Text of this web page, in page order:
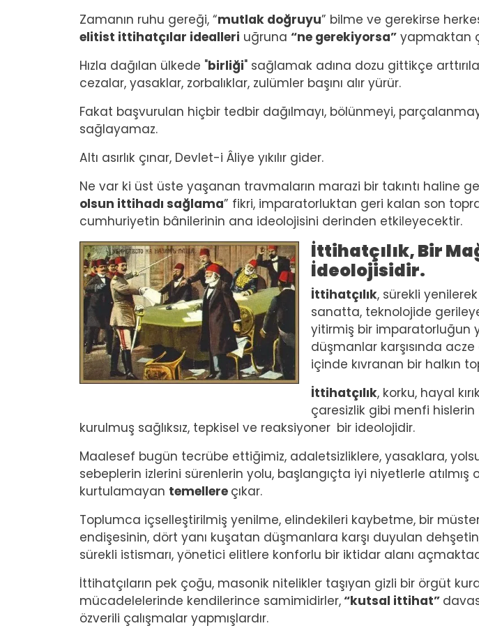
Zamanın ruhu gereği, “mutlak doğruyu” bilme ve gerekirse
elitist ittihatçılar idealleri uğruna “ne gerekiyorsa” yapmaktan
Hızla dağılan ülkede "birliği" sağlamak adına dozu gittikçe
cezalar, yasaklar, zorbalıklar, zulümler başını alır yürür.
Fakat başvurulan hiçbir tedbir dağılmayı, bölünmeyi,
sağlayamaz.
Altı asırlık çınar, Devlet-i Âliye yıkılır gider.
Ne var ki üst üste yaşanan travmaların marazi bir takıntı haline
olsun ittihadı sağlama” fikri, imparatorluktan geri kalan son
cumhuriyetin bânilerinin ana ideolojisini derinden etkileyecektir.
Image
İttihatçılık, Bir
İdeolojisidir.
İttihatçılık, sürekli
sanatta, teknolojide
yitirmiş bir imparatorluğun
düşmanlar karşısında
içinde kıvranan bir halkın
İttihatçılık, korku, hayal
çaresizlik gibi menfi
kurulmuş sağlıksız, tepkisel ve reaksiyoner bir ideolojidir.
Maalesef bugün tecrübe ettiğimiz, adaletsizliklere, yasaklara,
sebeplerin izlerini sürenlerin yolu, başlangıçta iyi niyetlerle atılmış
kurtulamayan temellere çıkar.
Toplumca içselleştirilmiş yenilme, elindekileri kaybetme, bir
endişesinin, dört yanı kuşatan düşmanlara karşı duyulan
sürekli istismarı, yönetici elitlere konforlu bir iktidar alanı
İttihatçıların pek çoğu, masonik nitelikler taşıyan gizli bir örgüt
mücadelelerinde kendilerince samimidirler,“kutsal ittihat”
özverili çalışmalar yapmışlardır.